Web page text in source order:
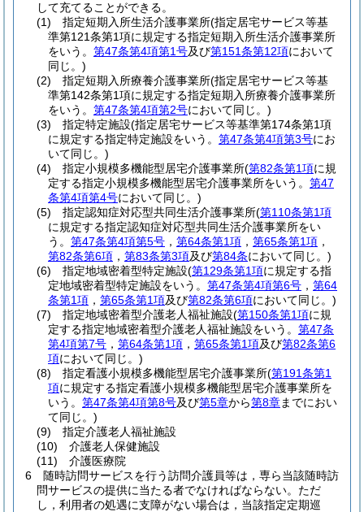
して充てることができる。
(1)
指定短期入所生活介護事業所(指定居宅サービス等基
準第121条第1項に規定する指定短期入所生活介護事業所
をいう。 第47条第4項第1号及び第151条第12項において
同じ。)
(2)
指定短期入所療養介護事業所(指定居宅サービス等基
準第142条第1項に規定する指定短期入所療養介護事業所
をいう。 第47条第4項第2号において同じ。)
(3)
指定特定施設(指定居宅サービス等基準第174条第1項
に規定する指定特定施設をいう。 第47条第4項第3号にお
いて同じ。)
(4)
指定小規模多機能型居宅介護事業所(第82条第1項に規
定する指定小規模多機能型居宅介護事業所をいう。 第47
条第4項第4号において同じ。)
(5)
指定認知症対応型共同生活介護事業所(第110条第1項
に規定する指定認知症対応型共同生活介護事業所をい
う。 第47条第4項第5号 ， 第64条第1項 ， 第65条第1項 ，
第82条第6項 ， 第83条第3項及び第84条において同じ。)
(6)
指定地域密着型特定施設(第129条第1項に規定する指
定地域密着型特定施設をいう。 第47条第4項第6号 ， 第64
条第1項 ， 第65条第1項及び第82条第6項において同じ。)
(7)
指定地域密着型介護老人福祉施設(第150条第1項に規
定する指定地域密着型介護老人福祉施設をいう。 第47条
第4項第7号 ， 第64条第1項 ， 第65条第1項及び第82条第6
項において同じ。)
(8)
指定看護小規模多機能型居宅介護事業所(第191条第1
項に規定する指定看護小規模多機能型居宅介護事業所を
いう。 第47条第4項第8号及び第5章から第8章までにおい
て同じ。)
(9)
指定介護老人福祉施設
(10)
介護老人保健施設
(11)
介護医療院
6
随時訪問サービスを行う訪問介護員等は，専ら当該随時訪
問サービスの提供に当たる者でなければならない。 ただ
し，利用者の処遇に支障がない場合は，当該指定定期巡